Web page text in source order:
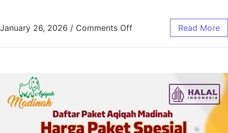
January 26, 2026 / Comments Off Read More